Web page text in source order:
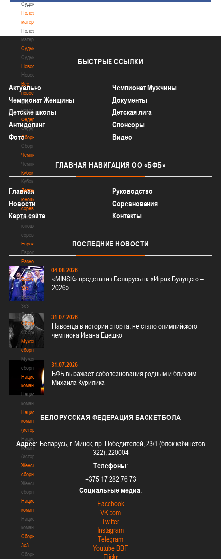
Судейство
Полезные
материалы
Полезные
материалы
Судьи
Судьи
Новости
Новости
Все
новости
Все
новости
Федерация
Федерация
Сборные
Сборные
Чемпионат
Чемпионат
Кубок
Кубок
Детско-
юношеские
соревнования
Детско-
юношеские
соревнования
Еврокубки
Еврокубки
Разное
Разное
Баскетбол
3х3
Баскетбол
3х3
Лого[modid=121]
Сборные
Сборные
Мужские
сборные
Мужские
сборные
Национальная
команда
Национальная
команда
Национальная
команда
(история)
Национальная
команда
(история)
Женские
сборные
Женские
сборные
Национальная
команда
Национальная
команда
Сборные
3х3
Сборные
БЫСТРЫЕ ССЫЛКИ
Актуально
Чемпионат Мужчины
Чемпионат Женщины
Документы
Детские школы
Детская лига
Антидопинг
Спонсоры
Фото
Видео
ГЛАВНАЯ НАВИГАЦИЯ ОО «БФБ»
Главная
Руководство
Новости
Соревнования
Карта сайта
Контакты
ПОСЛЕДНИЕ НОВОСТИ
04.08.2026
«MINSK» представил Беларусь на «Играх Будущего –
2026»
31.07.2026
Навсегда в истории спорта: не стало олимпийского
чемпиона Ивана Едешко
31.07.2026
БФБ выражает соболезнования родным и близким
Михаила Курилика
БЕЛОРУССКАЯ ФЕДЕРАЦИЯ БАСКЕТБОЛА
Адрес: Беларусь, г. Минск, пр. Победителей, 23/1 (блок кабинетов
322), 220004
Телефоны:
+375 17 282 76 73
Социальные медиа:
Facebook
VK.com
Twitter
Instagram
Telegram
Youtube BBF
Flickr